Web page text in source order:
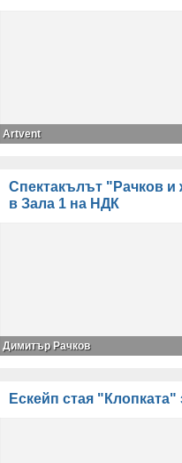
Artvent
Спектакълът "Рачков и
в Зала 1 на НДК
Димитър Рачков
Ескейп стая "Клопката"